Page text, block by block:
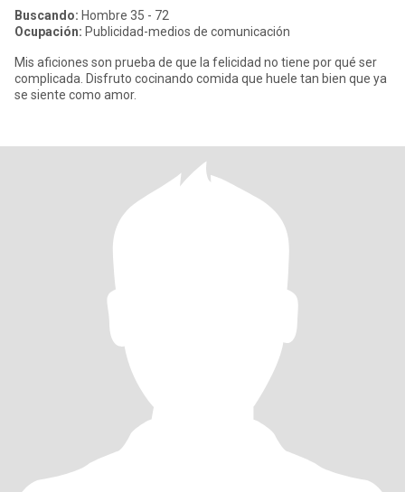
Buscando: Hombre 35 - 72
Ocupación: Publicidad-medios de comunicación
Mis aficiones son prueba de que la felicidad no tiene por qué ser
complicada. Disfruto cocinando comida que huele tan bien que ya
se siente como amor.